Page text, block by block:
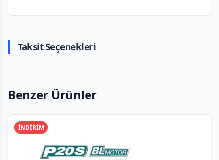
Taksit Seçenekleri
Benzer Ürünler
İNDİRİM